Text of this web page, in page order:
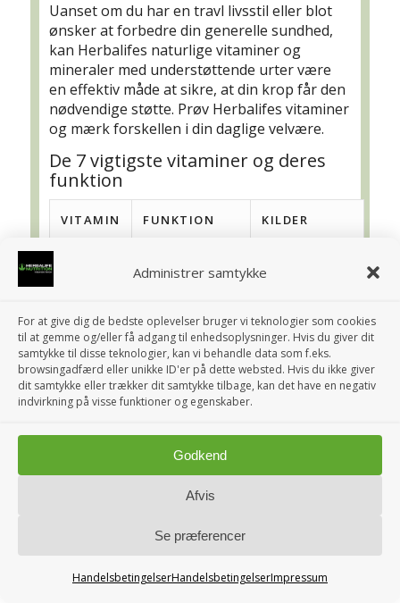
Administrer samtykke
For at give dig de bedste oplevelser bruger vi teknologier som cookies
til at gemme og/eller få adgang til enhedsoplysninger. Hvis du giver dit
samtykke til disse teknologier, kan vi behandle data som f.eks.
browsingadfærd eller unikke ID'er på dette websted. Hvis du ikke giver
dit samtykke eller trækker dit samtykke tilbage, kan det have en negativ
indvirkning på visse funktioner og egenskaber.
Godkend
Afvis
Se præferencer
HandelsbetingelserHandelsbetingelserImpressum
Uanset om du har en travl livsstil eller blot
ønsker at forbedre din generelle sundhed,
kan Herbalifes naturlige vitaminer og
mineraler med understøttende urter være
en effektiv måde at sikre, at din krop får den
nødvendige støtte. Prøv Herbalifes vitaminer
og mærk forskellen i din daglige velvære.
De 7 vigtigste vitaminer og deres
funktion
VITAMIN FUNKTION KILDER
synet,
og hudens
sundhed
søde kartofler,
B-vitamin
kompleks)
Energiproduktion,
funktion og
dannelse af røde
Kød, æg,
fuldkorn
og understøtter